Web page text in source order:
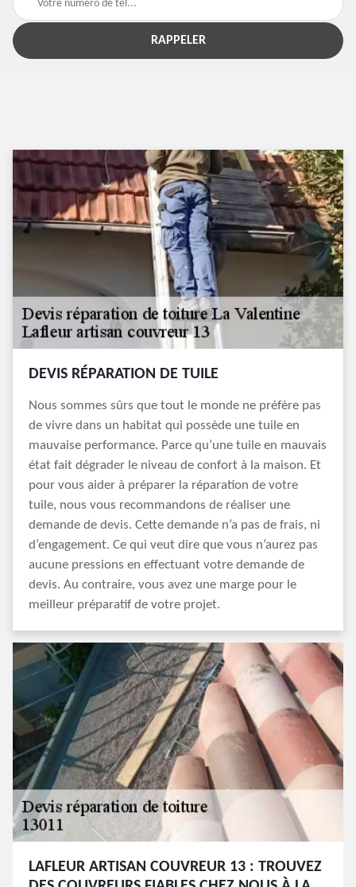
DEVIS RÉPARATION DE TUILE
Nous sommes sûrs que tout le monde ne préfère pas
de vivre dans un habitat qui possède une tuile en
mauvaise performance. Parce qu’une tuile en mauvais
état fait dégrader le niveau de confort à la maison. Et
pour vous aider à préparer la réparation de votre
tuile, nous vous recommandons de réaliser une
demande de devis. Cette demande n’a pas de frais, ni
d’engagement. Ce qui veut dire que vous n’aurez pas
aucune pressions en effectuant votre demande de
devis. Au contraire, vous avez une marge pour le
meilleur préparatif de votre projet.
LAFLEUR ARTISAN COUVREUR 13 : TROUVEZ